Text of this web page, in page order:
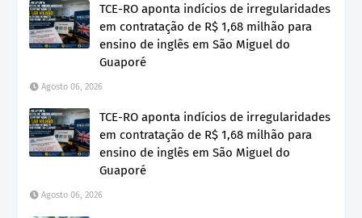
TCE-RO aponta indícios de irregularidades
em contratação de R$ 1,68 milhão para
ensino de inglês em São Miguel do
Guaporé
Agosto 06, 2026
TCE-RO aponta indícios de irregularidades
em contratação de R$ 1,68 milhão para
ensino de inglês em São Miguel do
Guaporé
Agosto 06, 2026